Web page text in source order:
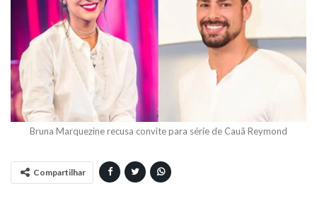
Bruna Marquezine recusa convite para série de Cauã Reymond
Compartilhar